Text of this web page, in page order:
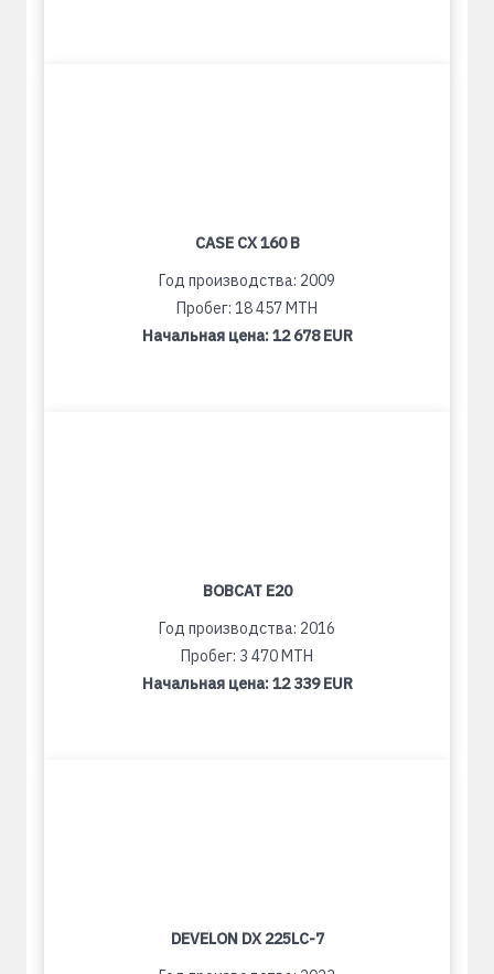
CASE CX 160 B
Год производства: 2009
Пробег: 18 457 MTH
Начальная цена:12 678 EUR
BOBCAT E20
Год производства: 2016
Пробег: 3 470 MTH
Начальная цена:12 339 EUR
DEVELON DX 225LC-7